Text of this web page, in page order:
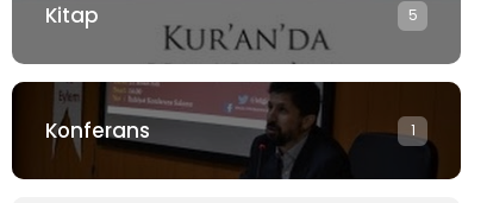
Kitap 5
Konferans 1